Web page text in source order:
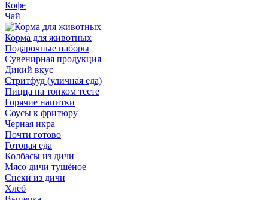
Кофе
Чай
Корма для животных
Подарочные наборы
Сувенирная продукция
Дикий вкус
Стритфуд (уличная еда)
Пицца на тонком тесте
Горячие напитки
Соусы к фритюру
Черная икра
Почти готово
Готовая еда
Колбасы из дичи
Мясо дичи тушёное
Снеки из дичи
Хлеб